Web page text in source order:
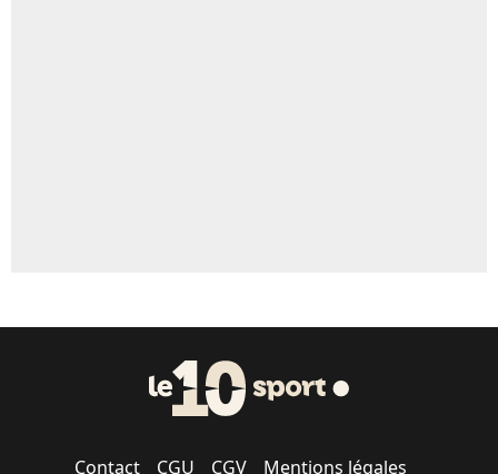
Contact CGU CGV Mentions légales